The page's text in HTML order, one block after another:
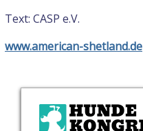
Text: CASP e.V.
www.american-shetland.de